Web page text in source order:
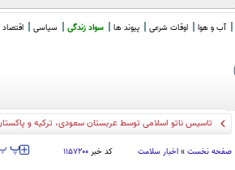
آب و هوا اوقات شرعی پیوند ها سواد زندگی سیاسی اقتصاد
تاسیس ناتو اسلامی توسط عربستان سعودی، ترکیه و
صفحه نخست » اخبار سلامت کد خبر ۱۱۵۷۲۰۰ ‍‍‍ پ